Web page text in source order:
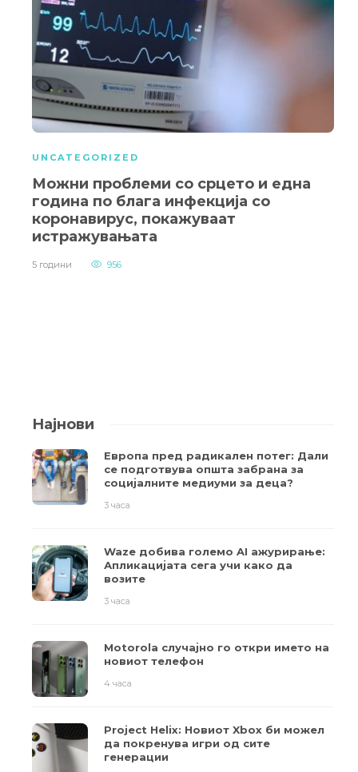
UNCATEGORIZED
Можни проблеми со срцето и една
година по блага инфекција со
коронавирус, покажуваат
истражувањата
5 години 956
Најнови
Европа пред радикален потег: Дали
се подготвува општа забрана за
социјалните медиуми за деца?
3 часа
Waze добива големо AI ажурирање:
Апликацијата сега учи како да
возите
3 часа
Motorola случајно го откри името на
новиот телефон
4 часа
Project Helix: Новиот Xbox би можел
да покренува игри од сите
генерации